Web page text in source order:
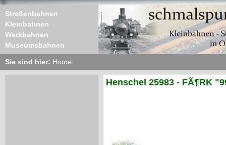
Straßenbahnen
Kleinbahnen
Werkbahnen
Museumsbahnen
Sie sind hier: Home
Henschel 25983 - FÃ¶RK